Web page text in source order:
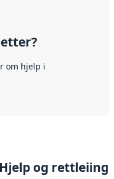
om hjelp i
Hjelp og rettleiing